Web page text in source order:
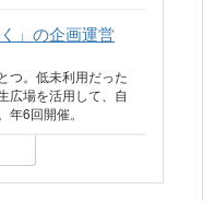
」の企画運営
つ。低未利用だった
広場を活用して、自
6回開催。